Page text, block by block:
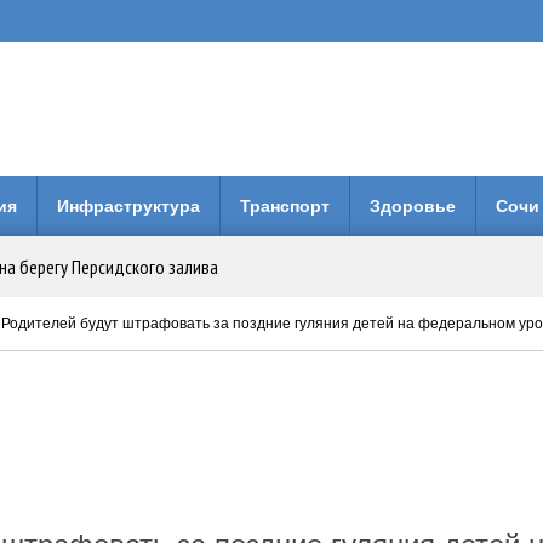
Инфраструктура Транспорт Здоровье Сочи
берегу Персидского залива
городская больница получила 3 млн рублей на новое оборудование
будут штрафовать за поздние гуляния детей на федеральном